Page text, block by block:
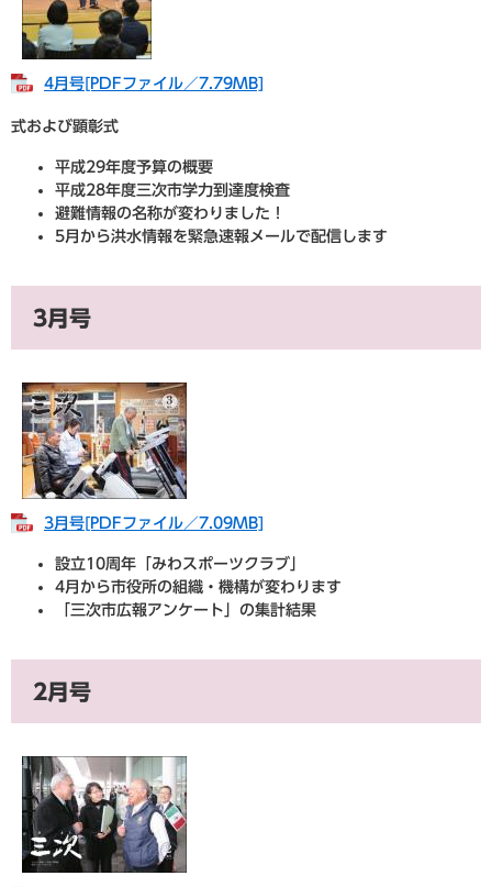
​4月号[PDFファイル／7.79MB]
式および顕彰式
平成29年度予算の概要
平成28年度三次市学力到達度検査
避難情報の名称が変わりました！
5月から洪水情報を緊急速報メールで配信します
3月号
3月号[PDFファイル／7.09MB]
設立10周年「みわスポーツクラブ」
4月から市役所の組織・機構が変わります
「三次市広報アンケート」の集計結果
2月号